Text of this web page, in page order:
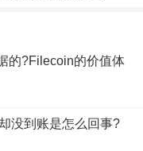
的?Filecoin的价值体
没到账是怎么回事?